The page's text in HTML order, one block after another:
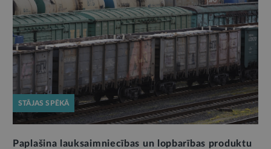
STĀJAS SPĒKĀ
Paplašina lauksaimniecības un lopbarības produktu